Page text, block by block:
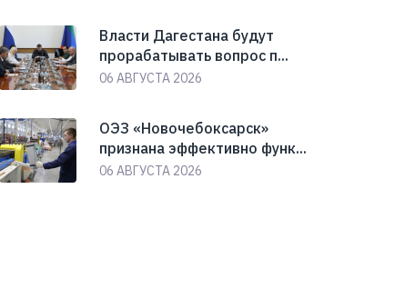
Власти Дагестана будут
прорабатывать вопрос п...
06 АВГУСТА 2026
ОЭЗ «Новочебоксарск»
признана эффективно функ...
06 АВГУСТА 2026